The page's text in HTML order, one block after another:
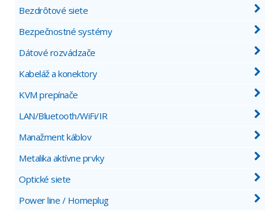
Bezdrôtové siete
Bezpečnostné systémy
Dátové rozvádzače
Kabeláž a konektory
KVM prepínače
LAN/Bluetooth/WiFi/IR
Manažment káblov
Metalika aktívne prvky
Optické siete
Power line / Homeplug